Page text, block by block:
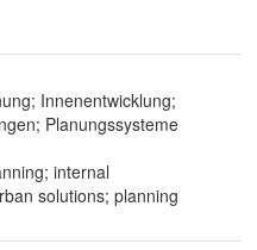
Innenentwicklung;
Planungssysteme
internal
solutions; planning